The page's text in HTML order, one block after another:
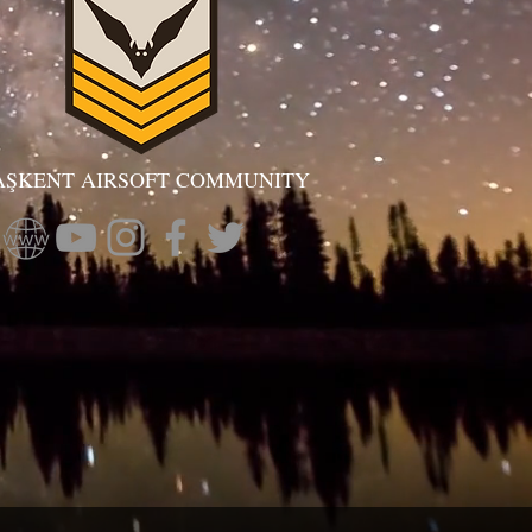
AIRSOFT COMMUNITY